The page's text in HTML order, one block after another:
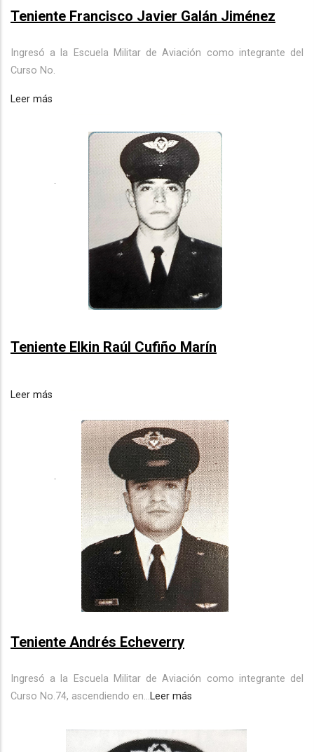
Teniente Francisco Javier Galán Jiménez
Ingresó a la Escuela Militar de Aviación como integrante del
Curso No.
Leer más
Teniente Elkin Raúl Cufiño Marín
Leer más
Teniente Andrés Echeverry
Ingresó a la Escuela Militar de Aviación como integrante del
Curso No.74, ascendiendo en...Leer más